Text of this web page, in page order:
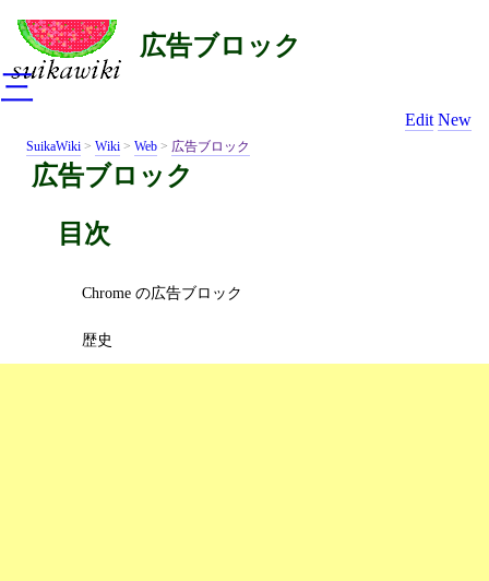
広告ブロック
Edit New
SuikaWiki > Wiki > Web > 広告ブロック
広告ブロック
目次
Chrome の広告ブロック
歴史
三